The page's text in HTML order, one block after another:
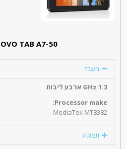
TAB A7-50
מעבד
1.3 GHz ארבע ליבות
Processor make:
MediaTek MT8382
תצוגה